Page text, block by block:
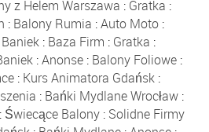
z Helem Warszawa : Gratka :
: Balony Rumia :Auto Moto :
Baniek : Baza Firm : Gratka :
:Anonse : Balony Foliowe :
: Kurs Animatora Gdańsk :
: Bańki Mydlane Wrocław:
Świecące Balony: Solidne Firmy